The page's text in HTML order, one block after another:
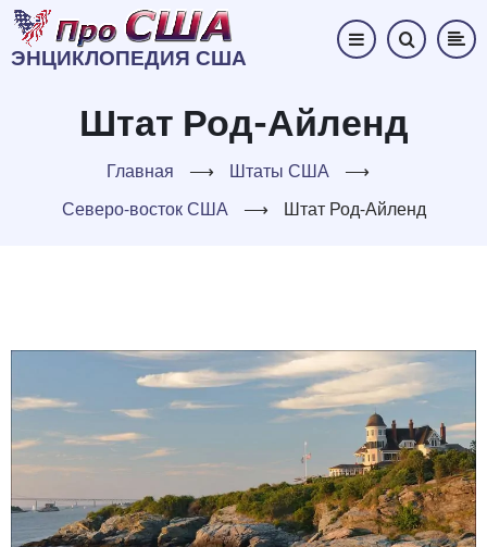
Перейти
основному
ЭНЦИКЛОПЕДИЯ США
Штат Род-Айленд
Главная ⟶ Штаты США
⟶
Северо-восток США
⟶ Штат Род-Айленд